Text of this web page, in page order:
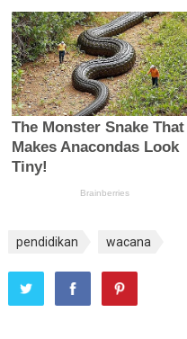
pendidikan wacana